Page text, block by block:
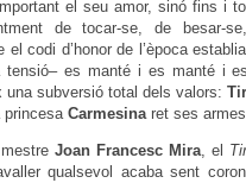
el seu amor, sinó fins i
de tocar-se, de besar-
codi d’honor de l’època
tensió– es manté i es manté i
una subversió total dels valors:
princesa Carmesinaret ses
Joan Francesc Mira, el
qualsevol acaba sent